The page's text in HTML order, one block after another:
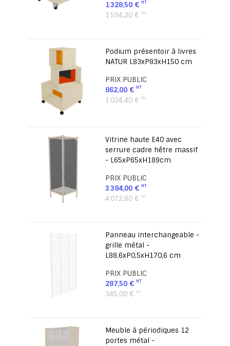
1 328,50 €
1 594,20 €
Podium présentoir à livres
NATUR L83xP83xH150 cm
PRIX PUBLIC
862,00 €
1 034,40 €
Vitrine haute E40 avec
serrure cadre hêtre massif
- L65xP65xH189cm
PRIX PUBLIC
3 394,00 €
4 072,80 €
Panneau interchangeable -
grille métal -
L88,6xP0,5xH170,6 cm
PRIX PUBLIC
287,50 €
345,00 €
Meuble à périodiques 12
portes métal -